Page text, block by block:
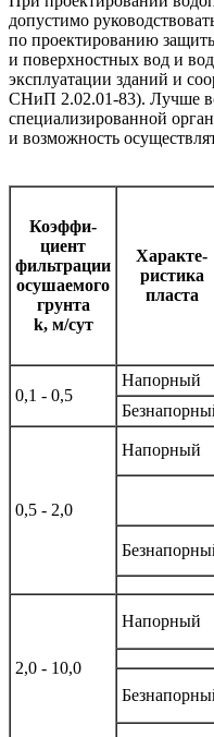
допустимо
по проектированию
и поверхностных вод и
эксплуатации зданий и
СНиП 2.02.01-83). Лучше
специализированной
и возможность
Коэффи-
циент
фильтрации
осушаемого
грунта
k, м/сут
Характе-
ристика
пласта
0,1 - 0,5
Напорный
0,5 - 2,0
Напорный
2,0 - 10,0
Напорный